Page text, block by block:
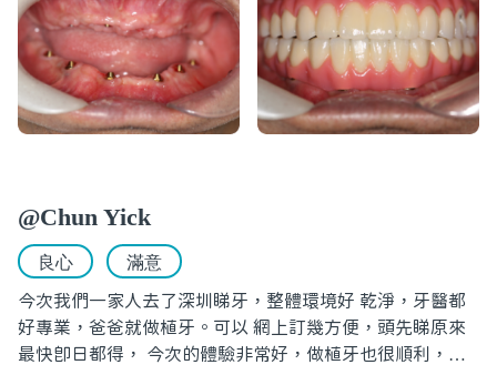
@Chun Yick
良心 滿意
今次我們一家人去了深圳睇牙，整體環境好 乾淨，牙醫都
好專業，爸爸就做植牙。可以 網上訂幾方便，頭先睇原來
最快即日都得， 今次的體驗非常好，做植牙也很順利，性